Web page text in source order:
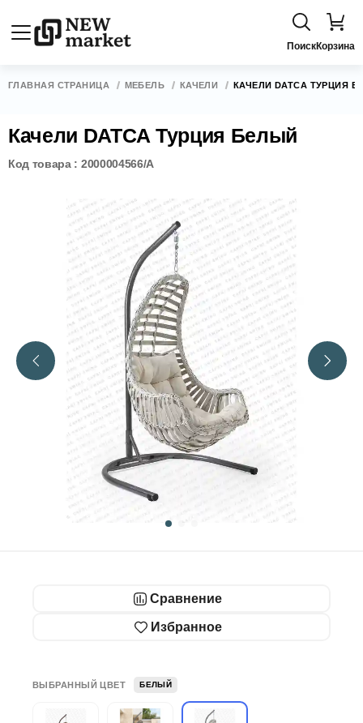
ПоискКорзина
ГЛАВНАЯ СТРАНИЦА МЕБЕЛЬ КАЧЕЛИ КАЧЕЛИ DATCA ТУРЦИЯ
Качели DATCA Турция Белый
Код товара : 2000004566/A
Сравнение
Избранное
ВЫБРАННЫЙ ЦВЕТ БЕЛЫЙ